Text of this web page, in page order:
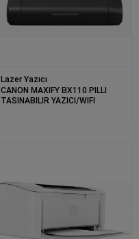
Lazer Yazıcı
CANON MAXIFY BX110 PILLI
TASINABILIR YAZICI/WIFI